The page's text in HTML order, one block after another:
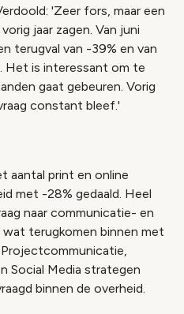
'Zeer fors, maar een
jaar zagen. Van juni
terugval van -39% en van
Het is interessant om te
gaat gebeuren. Vorig
constant bleef.'
aantal print en online
met -28% gedaald. Heel
naar communicatie- en
terugkomen binnen met
Social Media strategen
binnen de overheid.